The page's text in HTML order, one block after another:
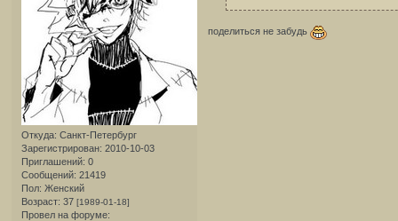
Откуда: Санкт-Петербург
Зарегистрирован: 2010-10-03
Приглашений: 0
Сообщений: 21419
Пол: Женский
Возраст: 37 [1989-01-18]
Провел на форуме:
поделиться не забудь